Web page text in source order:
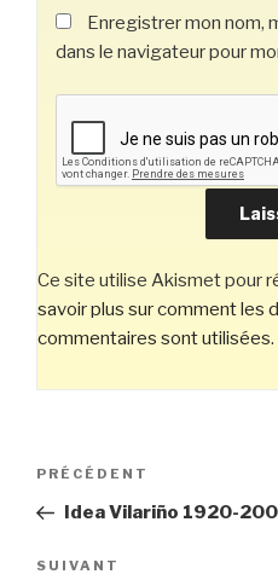
Enregistrer mon nom,
dans le navigateur pour
Ce site utilise Akismet pour
savoir plus sur comment les
commentaires sont utilisées.
Navigation
l’article
Article
précédent
PRÉCÉDENT
Idea Vilariño 1920-
Article
SUIVANT